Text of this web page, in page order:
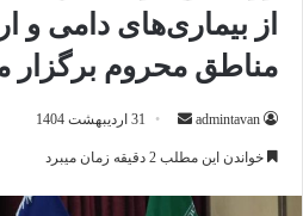
از بیماری‌های دامی و
مناطق محروم
admintavan
ارسال31 اردیبهشت 1404
خواندن این مطلب 2 دقیقه زمان میبرد